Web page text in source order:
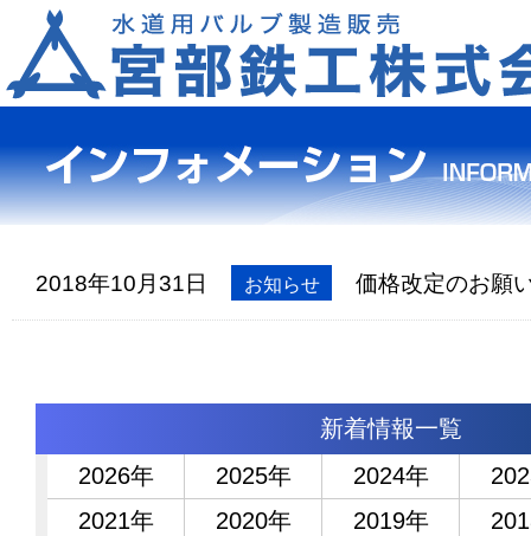
2018年10月31日 お知らせ 価格改定のお願
新着情報一覧
2026
2025 2024
2021
2020 2019